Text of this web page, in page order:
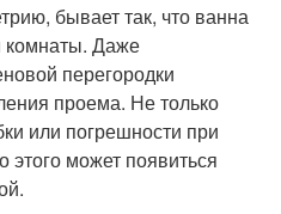
бывает так, что ванна
комнаты. Даже
перегородки
проема. Не только
или погрешности при
этого может появиться